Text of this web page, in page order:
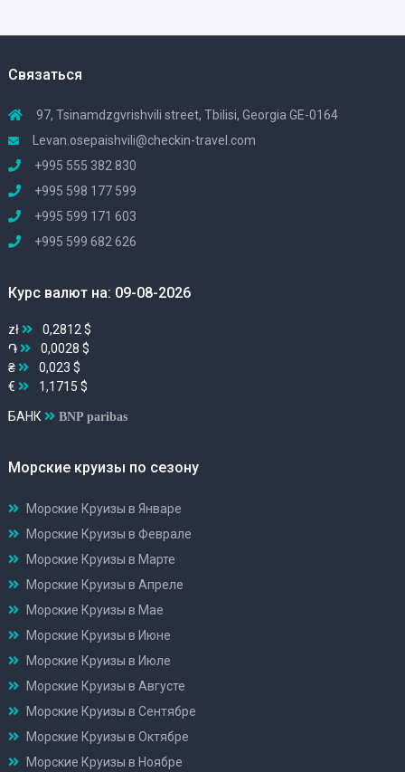
Связаться
97, Tsinamdzgvrishvili street, Tbilisi, Georgia GE-0164
Levan.osepaishvili@checkin-travel.com
+995 555 382 830
+995 598 177 599
+995 599 171 603
+995 599 682 626
Курс валют на: 09-08-2026
zł
0,2812 $
֏
0,0028 $
₴
0,023 $
€
1,1715 $
БАНК BNP paribas
Морские круизы по сезону
Морские Круизы в Январе
Морские Круизы в Феврале
Морские Круизы в Марте
Морские Круизы в Апреле
Морские Круизы в Мае
Морские Круизы в Июне
Морские Круизы в Июле
Морские Круизы в Августе
Морские Круизы в Сентябре
Морские Круизы в Октябре
Морские Круизы в Ноябре